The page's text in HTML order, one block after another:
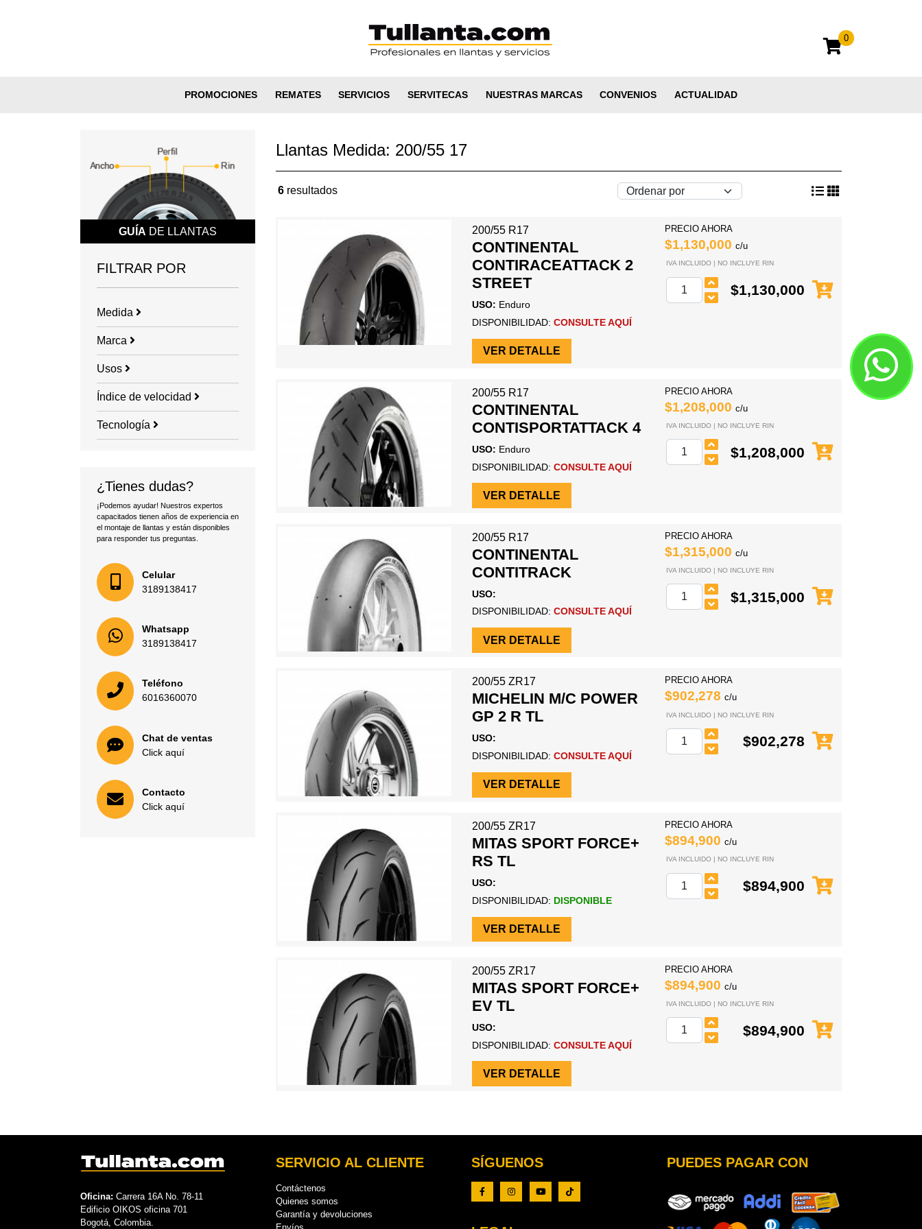
0
PROMOCIONES REMATES SERVICIOS SERVITECAS NUESTRAS MARCAS CONVENIOS ACTUALIDAD
GUÍA DE LLANTAS
FILTRAR POR
Medida
Marca
Usos
Índice de velocidad
Tecnología
¿Tienes dudas?
¡Podemos ayudar! Nuestros expertos
capacitados tienen años de experiencia en
el montaje de llantas y están disponibles
para responder tus preguntas.
Celular
3189138417
Whatsapp
3189138417
Teléfono
6016360070
Chat de ventas
Click aquí
Contacto
Click aquí
Llantas Medida: 200/55 17
6 resultados
200/55 R17
CONTINENTAL
CONTIRACEATTACK 2
STREET
USO: Enduro
DISPONIBILIDAD: CONSULTE AQUÍ
VER DETALLE
PRECIO AHORA
$1,130,000 c/u
IVA INCLUIDO | NO INCLUYE RIN
$1,130,000
200/55 R17
CONTINENTAL
CONTISPORTATTACK 4
USO: Enduro
DISPONIBILIDAD: CONSULTE AQUÍ
VER DETALLE
PRECIO AHORA
$1,208,000 c/u
IVA INCLUIDO | NO INCLUYE RIN
$1,208,000
200/55 R17
CONTINENTAL
CONTITRACK
USO:
DISPONIBILIDAD: CONSULTE AQUÍ
VER DETALLE
PRECIO AHORA
$1,315,000 c/u
IVA INCLUIDO | NO INCLUYE RIN
$1,315,000
200/55 ZR17
MICHELIN M/C POWER
GP 2 R TL
USO:
DISPONIBILIDAD: CONSULTE AQUÍ
VER DETALLE
PRECIO AHORA
$902,278 c/u
IVA INCLUIDO | NO INCLUYE RIN
$902,278
200/55 ZR17
MITAS SPORT FORCE+
RS TL
USO:
DISPONIBILIDAD: DISPONIBLE
VER DETALLE
PRECIO AHORA
$894,900 c/u
IVA INCLUIDO | NO INCLUYE RIN
$894,900
200/55 ZR17
MITAS SPORT FORCE+
EV TL
USO:
DISPONIBILIDAD: CONSULTE AQUÍ
VER DETALLE
PRECIO AHORA
$894,900 c/u
IVA INCLUIDO | NO INCLUYE RIN
$894,900
Oficina: Carrera 16A No. 78-11
Edificio OIKOS oficina 701
Bogotá, Colombia.
SERVICIO AL CLIENTE
Contáctenos
Quienes somos
Garantía y devoluciones
SÍGUENOS PUEDES PAGAR CON